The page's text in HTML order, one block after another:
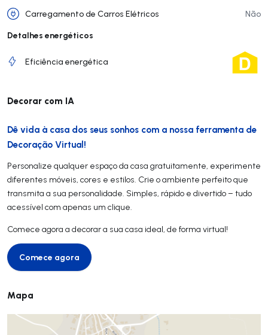
Carregamento de Carros Elétricos
Não
Detalhes energéticos
Eficiência energética
Decorar com IA
Dê vida à casa dos seus sonhos com a nossa ferramenta de
Decoração Virtual!
Personalize qualquer espaço da casa gratuitamente, experimente
diferentes móveis, cores e estilos. Crie o ambiente perfeito que
transmita a sua personalidade. Simples, rápido e divertido – tudo
acessível com apenas um clique.
Comece agora a decorar a sua casa ideal, de forma virtual!
Comece agora
Comece agora
Mapa